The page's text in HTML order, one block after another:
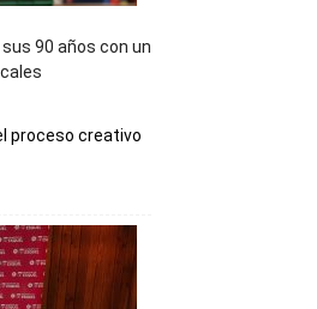
90 años con un
proceso creativo